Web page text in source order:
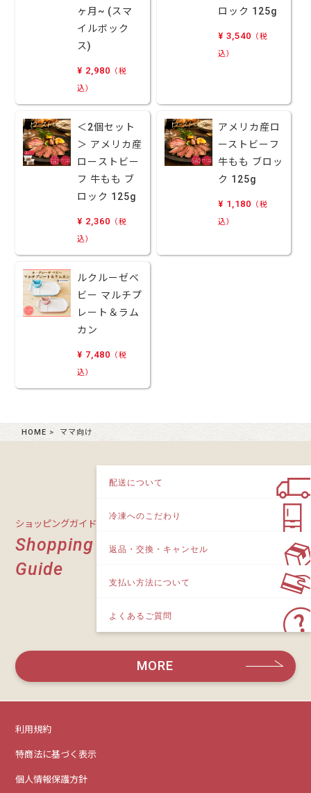
ヶ月~ (スマ
イルボック
ス)
¥ 2,980 （税
込）
ロック 125g
¥ 3,540 （税
込）
＜2個セット
＞ アメリカ産
ローストビー
フ 牛もも ブ
ロック 125g
¥ 2,360 （税
込）
アメリカ産ロ
ーストビーフ
牛もも ブロッ
ク 125g
¥ 1,180 （税
込）
ルクルーゼベ
ビー マルチプ
レート＆ラム
カン
¥ 7,480 （税
込）
HOME ママ向け
ショッピングガイド
Shopping
Guide
MORE
配送について
冷凍へのこだわり
返品・交換・キャンセル
支払い方法について
よくあるご質問
利用規約
特商法に基づく表示
個人情報保護方針